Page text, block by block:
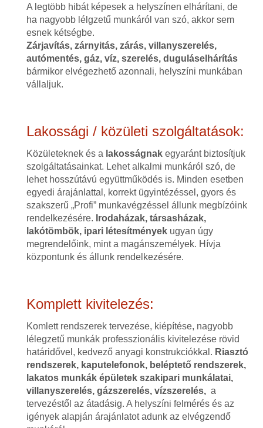
A legtöbb hibát képesek a helyszínen elhárítani, de
ha nagyobb lélgzetű munkáról van szó, akkor sem
esnek kétségbe.
Zárjavítás, zárnyitás, zárás, villanyszerelés,
autómentés, gáz, víz, szerelés, duguláselhárítás
bármikor elvégezhető azonnali, helyszíni munkában
vállaljuk.
Lakossági / közületi szolgáltatások:
Közületeknek és a lakosságnakegyaránt biztosítjuk
szolgáltatásainkat. Lehet alkalmi munkáról szó, de
lehet hosszútávú együttműködés is. Minden esetben
egyedi árajánlattal, korrekt ügyintézéssel, gyors és
szakszerű „Profi” munkavégzéssel állunk megbízóink
rendelkezésére. Irodaházak, társasházak,
lakótömbök, ipari létesítményekugyan úgy
megrendelőink, mint a magánszemélyek. Hívja
központunk és állunk rendelkezésére.
Komplett kivitelezés:
Komlett rendszerek tervezése, kiépítése, nagyobb
lélegzetű munkák professzionális kivitelezése rövid
határidővel, kedvező anyagi konstrukciókkal. Riasztó
rendszerek, kaputelefonok, beléptető rendszerek,
lakatos munkák épületek szakipari munkálatai,
villanyszerelés, gázszerelés, vízszerelés,a
tervezéstől az átadásig. A helyszíni felmérés és az
igények alapján árajánlatot adunk az elvégzendő